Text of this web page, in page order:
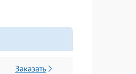
Заказать